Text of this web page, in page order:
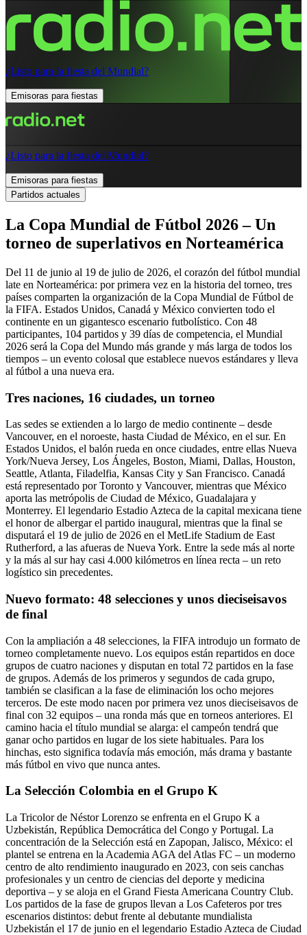
¿Listo para la fiesta del Mundial?
Emisoras para fiestas
¿Listo para la fiesta del Mundial?
Emisoras para fiestas
Partidos actuales
La Copa Mundial de Fútbol 2026 – Un
torneo de superlativos en Norteamérica
Del 11 de junio al 19 de julio de 2026, el corazón del fútbol mundial
late en Norteamérica: por primera vez en la historia del torneo, tres
países comparten la organización de la Copa Mundial de Fútbol de
la FIFA. Estados Unidos, Canadá y México convierten todo el
continente en un gigantesco escenario futbolístico. Con 48
participantes, 104 partidos y 39 días de competencia, el Mundial
2026 será la Copa del Mundo más grande y más larga de todos los
tiempos – un evento colosal que establece nuevos estándares y lleva
al fútbol a una nueva era.
Tres naciones, 16 ciudades, un torneo
Las sedes se extienden a lo largo de medio continente – desde
Vancouver, en el noroeste, hasta Ciudad de México, en el sur. En
Estados Unidos, el balón rueda en once ciudades, entre ellas Nueva
York/Nueva Jersey, Los Ángeles, Boston, Miami, Dallas, Houston,
Seattle, Atlanta, Filadelfia, Kansas City y San Francisco. Canadá
está representado por Toronto y Vancouver, mientras que México
aporta las metrópolis de Ciudad de México, Guadalajara y
Monterrey. El legendario Estadio Azteca de la capital mexicana tiene
el honor de albergar el partido inaugural, mientras que la final se
disputará el 19 de julio de 2026 en el MetLife Stadium de East
Rutherford, a las afueras de Nueva York. Entre la sede más al norte
y la más al sur hay casi 4.000 kilómetros en línea recta – un reto
logístico sin precedentes.
Nuevo formato: 48 selecciones y unos dieciseisavos
de final
Con la ampliación a 48 selecciones, la FIFA introdujo un formato de
torneo completamente nuevo. Los equipos están repartidos en doce
grupos de cuatro naciones y disputan en total 72 partidos en la fase
de grupos. Además de los primeros y segundos de cada grupo,
también se clasifican a la fase de eliminación los ocho mejores
terceros. De este modo nacen por primera vez unos dieciseisavos de
final con 32 equipos – una ronda más que en torneos anteriores. El
camino hacia el título mundial se alarga: el campeón tendrá que
ganar ocho partidos en lugar de los siete habituales. Para los
hinchas, esto significa todavía más emoción, más drama y bastante
más fútbol en vivo que nunca antes.
La Selección Colombia en el Grupo K
La Tricolor de Néstor Lorenzo se enfrenta en el Grupo K a
Uzbekistán, República Democrática del Congo y Portugal. La
concentración de la Selección está en Zapopan, Jalisco, México: el
plantel se entrena en la Academia AGA del Atlas FC – un moderno
centro de alto rendimiento inaugurado en 2023, con seis canchas
profesionales y un centro de ciencias del deporte y medicina
deportiva – y se aloja en el Grand Fiesta Americana Country Club.
Los partidos de la fase de grupos llevan a Los Cafeteros por tres
escenarios distintos: debut frente al debutante mundialista
Uzbekistán el 17 de junio en el legendario Estadio Azteca de Ciudad